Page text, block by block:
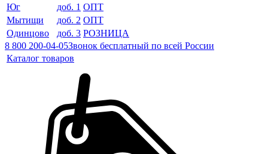
Юг
доб. 1 ОПТ
Мытищи
доб. 2 ОПТ
Одинцово
доб. 3 РОЗНИЦА
8 800 200-04-05Звонок бесплатный по всей России
Каталог товаров